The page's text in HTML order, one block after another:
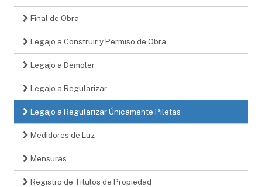
Final de Obra
Legajo a Construir y Permiso de Obra
Legajo a Demoler
Legajo a Regularizar
Legajo a Regularizar Únicamente Piletas
Medidores de Luz
Mensuras
Registro de Titulos de Propiedad